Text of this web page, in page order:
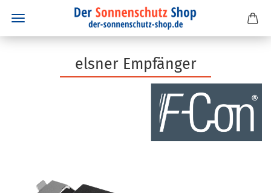
elsner Empfänger